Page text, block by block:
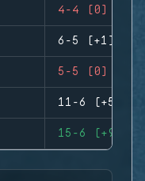
4-4 (0)
6-5 (+1)
5-5 (0)
11-6 (+5)
15-6 (+9)